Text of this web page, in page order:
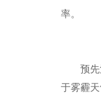
率。
预先混
于雾霾